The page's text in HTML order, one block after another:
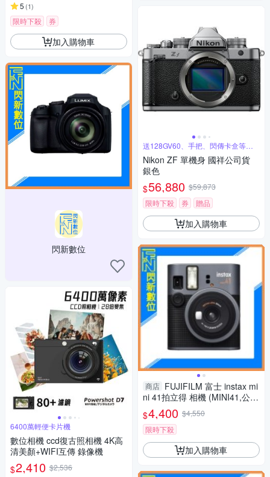
5 (1)
限時下殺 券
加入購物車
閃新數位
6400萬輕便卡片機
數位相機 ccd復古照相機 4K高
清美顏+WIFI互傳 錄像機
$2,410 $2,536
送128GV60、手把、閃傳卡盒等好
禮
Nikon ZF 單機身 國祥公司貨
銀色
$56,880 $59,873
限時下殺
券 贈品
加入購物車
商店 FUJIFILM 富士 instax mi
ni 41拍立得 相機 (MINI41,公司
貨)含空白底片40張
$4,400 $4,550
限時下殺
加入購物車